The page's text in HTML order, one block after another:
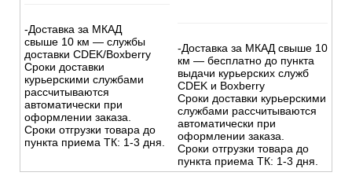
-Доставка за МКАД
свыше 10 км — службы
доставки CDEK/Boxberry
Сроки доставки
курьерскими службами
рассчитываются
автоматически при
оформлении заказа.
Сроки отгрузки товара до
пункта приема ТК: 1-3 дня.
-Доставка за МКАД свыше 10
км — бесплатно до пункта
выдачи курьерских служб
CDEK и Boxberry
Сроки доставки курьерскими
службами рассчитываются
автоматически при
оформлении заказа.
Сроки отгрузки товара до
пункта приема ТК: 1-3 дня.